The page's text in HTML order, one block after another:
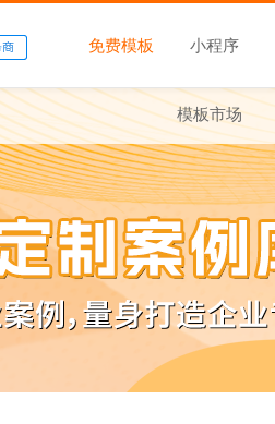
免费模板 小程序
模板市场